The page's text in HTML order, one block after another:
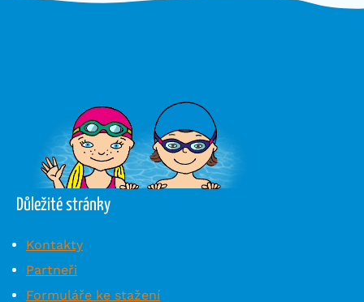
Důležité stránky
Kontakty
Partneři
Formuláře ke stažení